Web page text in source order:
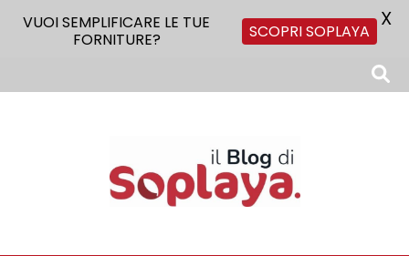
VUOI SEMPLIFICARE LE TUE
FORNITURE?
SCOPRI SOPLAYA X